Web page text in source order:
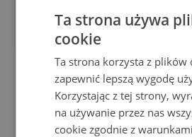
109.99 PLN
Fototapeta dziura na ścianę
Śniadanie w stylu retro
Ta strona używa
cookie
Ta strona korzysta z plików
zapewnić lepszą wygodę
Korzystając z tej strony,
na używanie przez nas
cookie zgodnie z